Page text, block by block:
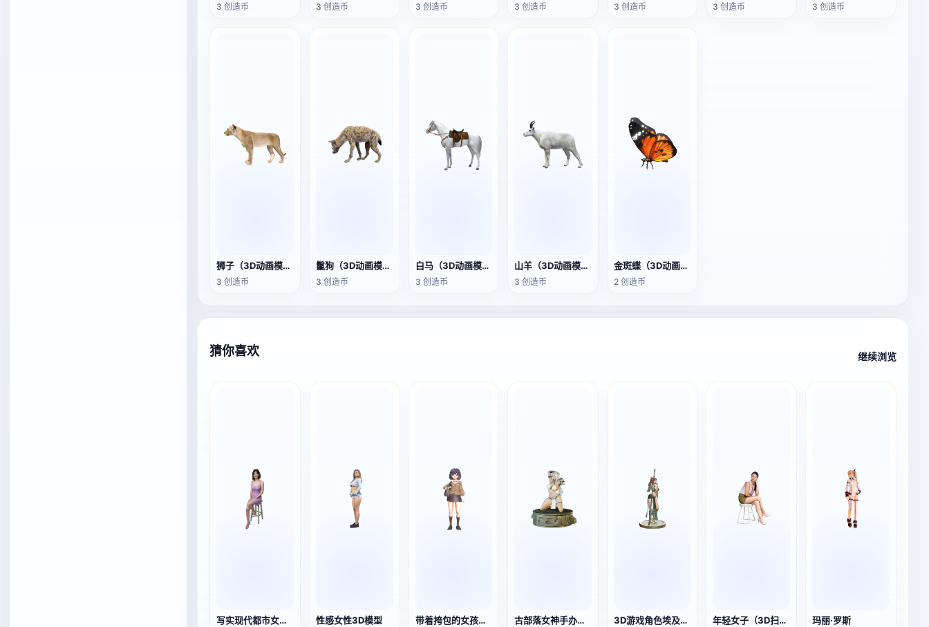
3 创造币 3 创造币 3 创造币 3 创造币 3 创造币 3 创造币 3 创造币
狮子（3D动画模型）
3 创造币
鬣狗（3D动画模型）
3 创造币
白马（3D动画模型）
3 创造币
山羊（3D动画模型）
3 创造币
金斑蝶（3D动画模型）
2 创造币
猜你喜欢 继续浏览
写实现代都市女性3D角色模型坐姿紫色吊带裙少女 性感女性3D模型 带着挎包的女孩（3D动作模型） 古部落女神手办雕塑（3D打印） 3D游戏角色埃及女战士 年轻女子（3D扫描） 玛丽·罗斯